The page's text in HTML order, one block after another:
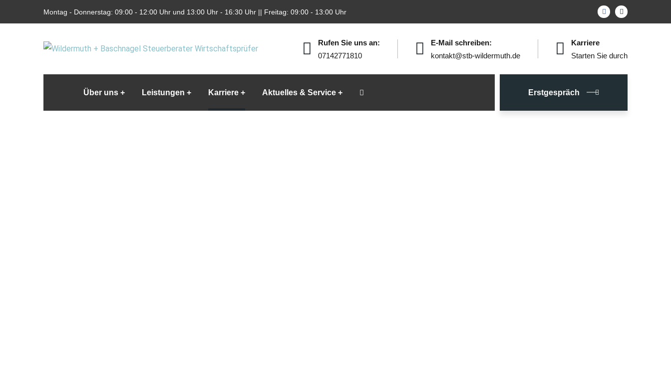
Montag - Donnerstag: 09:00 - 12:00 Uhr und 13:00 Uhr - 16:30 Uhr || Freitag: 09:00 - 13:00 Uhr
Rufen Sie uns an:
07142771810
E-Mail schreiben:
kontakt@stb-wildermuth.de
Karriere
Starten Sie durch
Über uns Leistungen Karriere Aktuelles & Service Erstgespräch